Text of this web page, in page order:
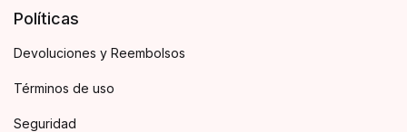
Políticas
Devoluciones y Reembolsos
Términos de uso
Seguridad